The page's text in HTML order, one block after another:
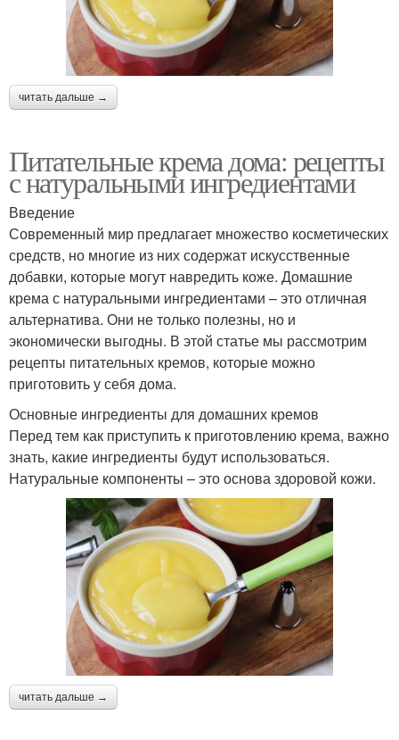
читать дальше →
Питательные крема дома: рецепты
с натуральными ингредиентами
Введение
Современный мир предлагает множество косметических
средств, но многие из них содержат искусственные
добавки, которые могут навредить коже. Домашние
крема с натуральными ингредиентами – это отличная
альтернатива. Они не только полезны, но и
экономически выгодны. В этой статье мы рассмотрим
рецепты питательных кремов, которые можно
приготовить у себя дома.
Основные ингредиенты для домашних кремов
Перед тем как приступить к приготовлению крема, важно
знать, какие ингредиенты будут использоваться.
Натуральные компоненты – это основа здоровой кожи.
читать дальше →